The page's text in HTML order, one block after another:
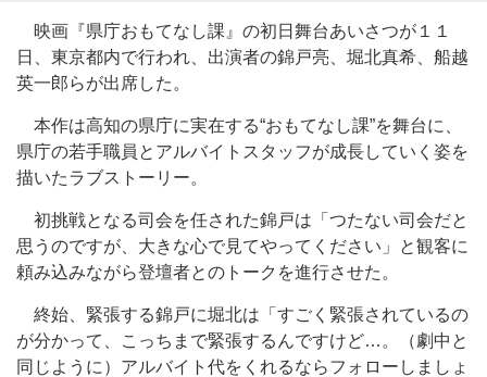
映画『県庁おもてなし課』の初日舞台あいさつが１１
日、東京都内で行われ、出演者の錦戸亮、堀北真希、船越
英一郎らが出席した。
本作は高知の県庁に実在する“おもてなし課”を舞台に、
県庁の若手職員とアルバイトスタッフが成長していく姿を
描いたラブストーリー。
初挑戦となる司会を任された錦戸は「つたない司会だと
思うのですが、大きな心で見てやってください」と観客に
頼み込みながら登壇者とのトークを進行させた。
終始、緊張する錦戸に堀北は「すごく緊張されているの
が分かって、こっちまで緊張するんですけど…。（劇中と
同じように）アルバイト代をくれるならフォローしましょ